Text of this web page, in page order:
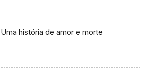
Uma história de amor e morte